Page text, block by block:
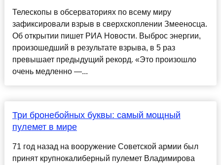
Телескопы в обсерваториях по всему миру
зафиксировали взрыв в сверхскоплении Змееносца.
Об открытии пишет РИА Новости. Выброс энергии,
произошедший в результате взрыва, в 5 раз
превышает предыдущий рекорд. «Это произошло
очень медленно —...
Три бронебойных буквы: самый мощный
пулемет в мире
71 год назад на вооружение Советской армии был
принят крупнокалиберный пулемет Владимирова